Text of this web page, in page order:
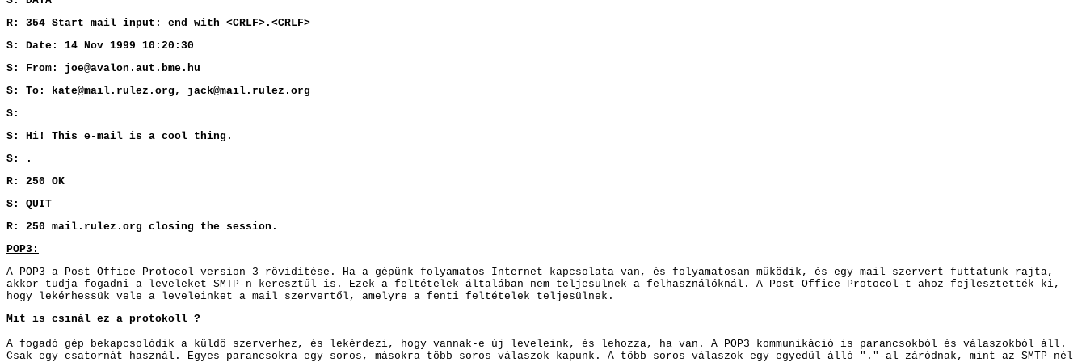
R: 354 Start mail input: end with <CRLF>.<CRLF>
S: Date: 14 Nov 1999 10:20:30
S: From: joe@avalon.aut.bme.hu
S: To: kate@mail.rulez.org, jack@mail.rulez.org
S:
S: Hi! This e-mail is a cool thing.
S: .
R: 250 OK
S: QUIT
R: 250 mail.rulez.org closing the session.
POP3:
A POP3 a Post Office Protocol version 3 rövidítése. Ha a gépünk folyamatos Internet kapcsolata van, és folyamatosan működik, és egy mail szervert futtatunk rajta,
akkor tudja fogadni a leveleket SMTP-n keresztűl is. Ezek a feltételek általában nem teljesülnek a felhasználóknál. A Post Office Protocol-t ahoz fejlesztették ki,
hogy lekérhessük vele a leveleinket a mail szervertől, amelyre a fenti feltételek teljesülnek.
Mit is csinál ez a protokoll ?
A fogadó gép bekapcsolódik a küldő szerverhez,
és lekérdezi, hogy vannak-e új leveleink, és lehozza, ha van. A POP3 kommunikáció is parancsokból és válaszokból áll.
Csak egy csatornát használ. Egyes parancsokra egy soros, másokra több soros válaszok kapunk. A több soros válaszok egy egyedül álló "."-al záródnak, mint az SMTP-nél